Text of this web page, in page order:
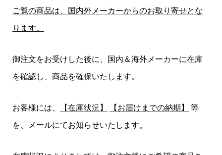
ご覧の商品は、国内外メーカーからのお取り寄せとな
ります。
御注文をお受けした後に、国内＆海外メーカーに在庫
を確認し、商品を確保いたします。
お客様には、 【在庫状況】 【お届けまでの納期】 等
を、メールにてお知らせいたします。